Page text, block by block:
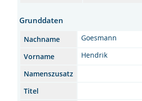
Grunddaten
Nachname Goesmann
Vorname
Hendrik
Namenszusatz
Titel